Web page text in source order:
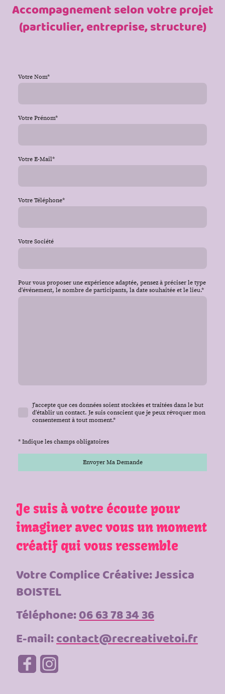
Accompagnement selon votre projet
(particulier, entreprise, structure)
Votre Nom*
Votre Prénom*
Votre E-Mail*
Votre Téléphone*
Votre Société
Pour vous proposer une expérience adaptée, pensez à préciser le type
d'événement, le nombre de participants, la date souhaitée et le lieu.*
J'accepte que ces données soient stockées et traitées dans le but
d'établir un contact. Je suis conscient que je peux révoquer mon
consentement à tout moment.*
* Indique les champs obligatoires
Envoyer Ma Demande
Je suis à votre écoute pour
imaginer avec vous un moment
créatif qui vous ressemble
Votre Complice Créative: Jessica
BOISTEL
Téléphone:06 63 78 34 36
E-mail:contact@recreativetoi.fr